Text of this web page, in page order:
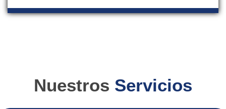
Nuestros Servicios